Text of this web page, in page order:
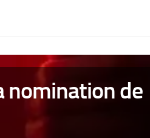
nomination de